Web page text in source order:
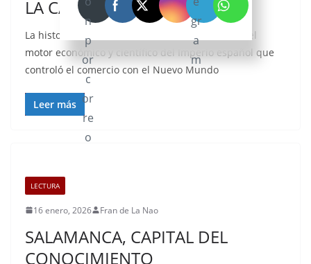
LA CASA DE CONTRATACIÓN
La historia de la Casa de la Contratación (1503): el
motor económico y científico del Imperio español que
controló el comercio con el Nuevo Mundo
Leer más
LECTURA
16 enero, 2026 Fran de La Nao
SALAMANCA, CAPITAL DEL
CONOCIMIENTO